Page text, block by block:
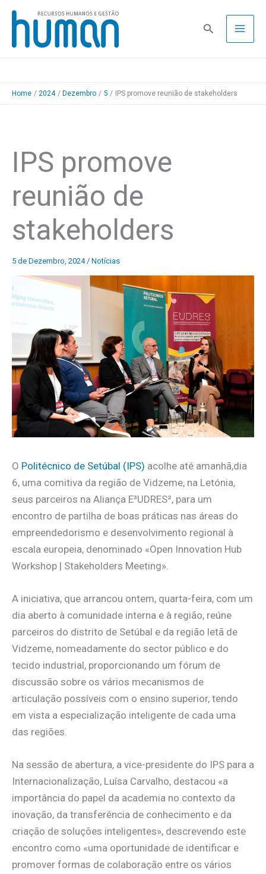
Skip
content
Pesquisa
Home 2024 Dezembro 5 IPS promove reunião de stakeholders
IPS promove
reunião de
stakeholders
5 de Dezembro, 2024 / Notícias
O Politécnico de Setúbal (IPS) acolhe até amanhã,dia
6, uma comitiva da região de Vidzeme, na Letónia,
seus parceiros na Aliança E³UDRES², para um
encontro de partilha de boas práticas nas áreas do
empreendedorismo e desenvolvimento regional à
escala europeia, denominado «Open Innovation Hub
Workshop | Stakeholders Meeting».
A iniciativa, que arrancou ontem, quarta-feira, com um
dia aberto à comunidade interna e à região, reúne
parceiros do distrito de Setúbal e da região letã de
Vidzeme, nomeadamente do sector público e do
tecido industrial, proporcionando um fórum de
discussão sobre os vários mecanismos de
articulação possíveis com o ensino superior, tendo
em vista a especialização inteligente de cada uma
das regiões.
Na sessão de abertura, a vice-presidente do IPS para a
Internacionalização, Luísa Carvalho, destacou «a
importância do papel da academia no contexto da
inovação, da transferência de conhecimento e da
criação de soluções inteligentes», descrevendo este
encontro como «uma oportunidade de identificar e
promover formas de colaboração entre os vários